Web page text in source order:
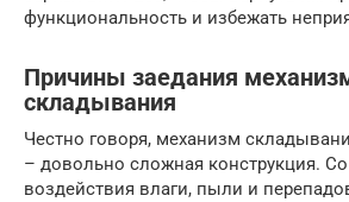
функциональность и избежать
Причины заедания
складывания
Честно говоря, механизм
– довольно сложная конструкция.
воздействия влаги, пыли и